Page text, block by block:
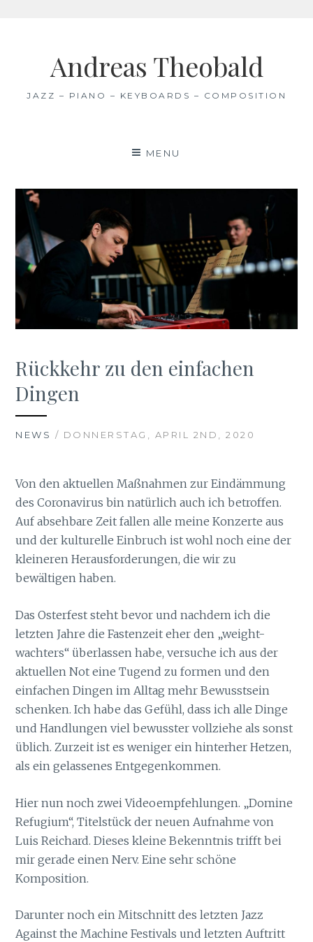
Andreas Theobald
JAZZ – PIANO – KEYBOARDS – COMPOSITION
MENU
Rückkehr zu den einfachen
Dingen
NEWS / DONNERSTAG, APRIL 2ND, 2020
Von den aktuellen Maßnahmen zur Eindämmung
des Coronavirus bin natürlich auch ich betroffen.
Auf absehbare Zeit fallen alle meine Konzerte aus
und der kulturelle Einbruch ist wohl noch eine der
kleineren Herausforderungen, die wir zu
bewältigen haben.
Das Osterfest steht bevor und nachdem ich die
letzten Jahre die Fastenzeit eher den „weight-
wachters“ überlassen habe, versuche ich aus der
aktuellen Not eine Tugend zu formen und den
einfachen Dingen im Alltag mehr Bewusstsein
schenken. Ich habe das Gefühl, dass ich alle Dinge
und Handlungen viel bewusster vollziehe als sonst
üblich. Zurzeit ist es weniger ein hinterher Hetzen,
als ein gelassenes Entgegenkommen.
Hier nun noch zwei Videoempfehlungen. „Domine
Refugium“, Titelstück der neuen Aufnahme von
Luis Reichard. Dieses kleine Bekenntnis trifft bei
mir gerade einen Nerv. Eine sehr schöne
Komposition.
Darunter noch ein Mitschnitt des letzten Jazz
Against the Machine Festivals und letzten Auftritt